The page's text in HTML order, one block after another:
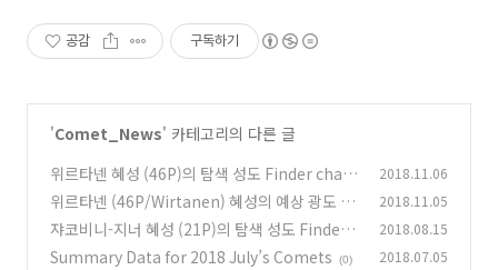
공감 구독하기
'Comet_News' 카테고리의 다른 글
위르타넨 혜성 (46P)의 탐색 성도 Finder chart
for Comet 46P/Wirtanen (0)
2018.11.06
위르타넨 (46P/Wirtanen) 혜성의 예상 광도 곡
선 (0)
2018.11.05
쟈코비니-지너 혜성 (21P)의 탐색 성도 Finder c
hart for Comet 21P/Giacobini-Zinner
(0)
2018.08.15
Summary Data for 2018 July’s Comets (0) 2018.07.05